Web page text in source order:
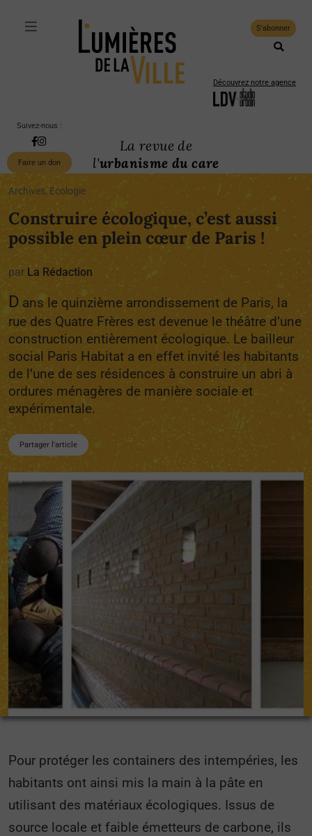
S'abonner
Découvrez notre agence
Suivez-nous :
Faire un don
La revue de
l'urbanisme du care
Archives, Ecologie
Construire écologique, c’est aussi
possible en plein cœur de Paris !
par La Rédaction
D ans le quinzième arrondissement de Paris, la
rue des Quatre Frères est devenue le théâtre d’une
construction entièrement écologique. Le bailleur
social Paris Habitat a en effet invité les habitants
de l’une de ses résidences à construire un abri à
ordures ménagères de manière sociale et
expérimentale.
Partager l'article
Pour protéger les containers des intempéries, les
habitants ont ainsi mis la main à la pâte en
utilisant des matériaux écologiques. Issus de
source locale et faible émetteurs de carbone, ils